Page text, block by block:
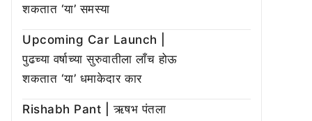
शकतात ‘या’ समस्या
Upcoming Car Launch |
पुढच्या वर्षाच्या सुरुवातीला लाँच होऊ
शकतात ‘या’ धमाकेदार कार
Rishabh Pant | ऋषभ पंतला